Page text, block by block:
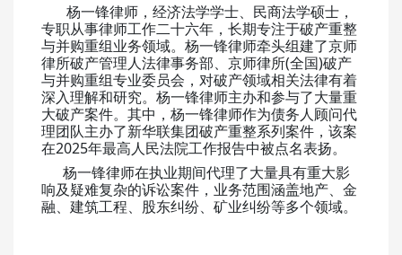
杨一锋律师，经济法学学士、民商法学硕士，
专职从事律师工作二十六年，长期专注于破产重整
与并购重组业务领域。杨一锋律师牵头组建了京师
律所破产管理人法律事务部、京师律所(全国)破产
与并购重组专业委员会，对破产领域相关法律有着
深入理解和研究。杨一锋律师主办和参与了大量重
大破产案件。其中，杨一锋律师作为债务人顾问代
理团队主办了新华联集团破产重整系列案件，该案
在2025年最高人民法院工作报告中被点名表扬。
杨一锋律师在执业期间代理了大量具有重大影
响及疑难复杂的诉讼案件，业务范围涵盖地产、金
融、建筑工程、股东纠纷、矿业纠纷等多个领域。